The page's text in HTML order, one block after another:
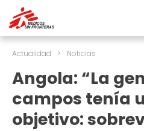
Actualidad > Noticias
Angola: “La
campos tenía
objetivo: